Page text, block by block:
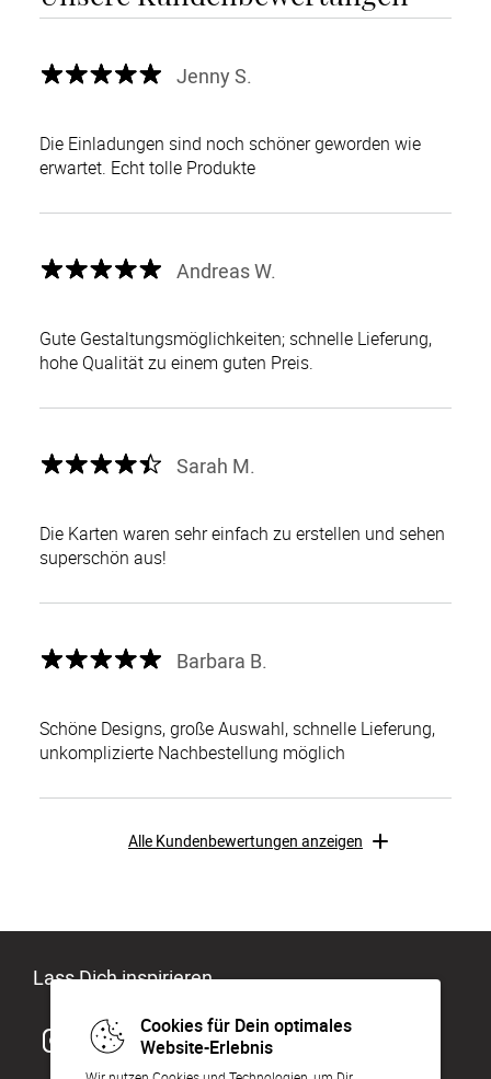
Cookies für Dein optimales
Website-Erlebnis
Jenny S.
Die Einladungen sind noch schöner geworden wie
erwartet. Echt tolle Produkte
Andreas W.
Gute Gestaltungsmöglichkeiten; schnelle Lieferung,
hohe Qualität zu einem guten Preis.
Sarah M.
Die Karten waren sehr einfach zu erstellen und sehen
superschön aus!
Barbara B.
Schöne Designs, große Auswahl, schnelle Lieferung,
unkomplizierte Nachbestellung möglich
Alle Kundenbewertungen anzeigen
Lass Dich inspirieren